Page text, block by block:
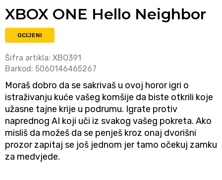
XBOX ONE Hello Neighbor
OCIJENI
Šifra artikla: XBO391
Barkod: 5060146465267
Moraš dobro da se sakrivaš u ovoj horor igri o
istraživanju kuće vašeg komšije da biste otkrili koje
užasne tajne krije u podrumu. Igrate protiv
naprednog AI koji uči iz svakog vašeg pokreta. Ako
misliš da možeš da se penješ kroz onaj dvorišni
prozor zapitaj se još jednom jer tamo očekuj zamku
za medvjede.